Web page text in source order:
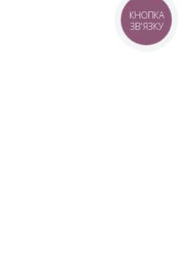
КНОПКА
ЗВ'ЯЗКУ